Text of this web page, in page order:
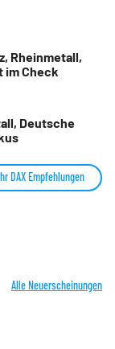
Rheinmetall,
im Check
Deutsche
DAX Empfehlungen
Alle Neuerscheinungen